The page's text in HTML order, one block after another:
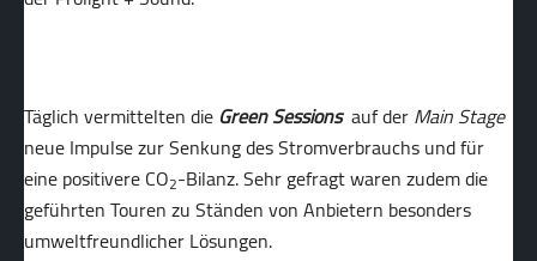
Täglich vermittelten die Green Sessionsauf derMain Stage
neue Impulse zur Senkung des Stromverbrauchs und für
eine positivere CO2-Bilanz. Sehr gefragt waren zudem die
geführten Touren zu Ständen von Anbietern besonders
umweltfreundlicher Lösungen.